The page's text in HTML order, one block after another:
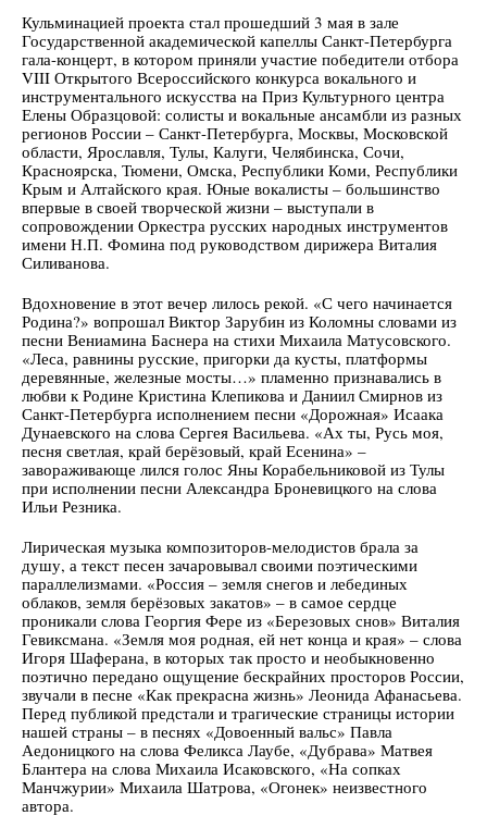
Кульминацией проекта стал прошедший 3 мая в зале
Государственной академической капеллы Санкт-Петербурга
гала-концерт, в котором приняли участие победители отбора
VIII Открытого Всероссийского конкурса вокального и
инструментального искусства на Приз Культурного центра
Елены Образцовой: солисты и вокальные ансамбли из разных
регионов России – Санкт-Петербурга, Москвы, Московской
области, Ярославля, Тулы, Калуги, Челябинска, Сочи,
Красноярска, Тюмени, Омска, Республики Коми, Республики
Крым и Алтайского края. Юные вокалисты – большинство
впервые в своей творческой жизни – выступали в
сопровождении Оркестра русских народных инструментов
имени Н.П. Фомина под руководством дирижера Виталия
Силиванова.
Вдохновение в этот вечер лилось рекой. «С чего начинается
Родина?» вопрошал Виктор Зарубин из Коломны словами из
песни Вениамина Баснера на стихи Михаила Матусовского.
«Леса, равнины русские, пригорки да кусты, платформы
деревянные, железные мосты…» пламенно признавались в
любви к Родине Кристина Клепикова и Даниил Смирнов из
Санкт-Петербурга исполнением песни «Дорожная» Исаака
Дунаевского на слова Сергея Васильева. «Ах ты, Русь моя,
песня светлая, край берёзовый, край Есенина» –
завораживающе лился голос Яны Корабельниковой из Тулы
при исполнении песни Александра Броневицкого на слова
Ильи Резника.
Лирическая музыка композиторов-мелодистов брала за
душу, а текст песен зачаровывал своими поэтическими
параллелизмами. «Россия – земля снегов и лебединых
облаков, земля берёзовых закатов» – в самое сердце
проникали слова Георгия Фере из «Березовых снов» Виталия
Гевиксмана. «Земля моя родная, ей нет конца и края» – слова
Игоря Шаферана, в которых так просто и необыкновенно
поэтично передано ощущение бескрайних просторов России,
звучали в песне «Как прекрасна жизнь» Леонида Афанасьева.
Перед публикой предстали и трагические страницы истории
нашей страны – в песнях «Довоенный вальс» Павла
Аедоницкого на слова Феликса Лаубе, «Дубрава» Матвея
Блантера на слова Михаила Исаковского, «На сопках
Манчжурии» Михаила Шатрова, «Огонек» неизвестного
автора.